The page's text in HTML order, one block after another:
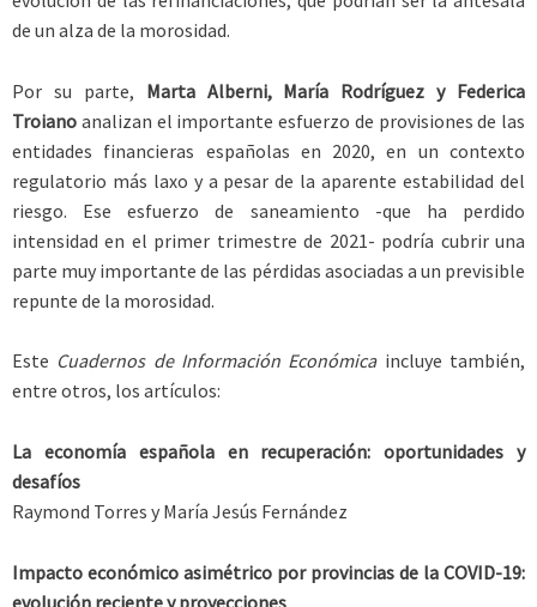
de un alza de la morosidad.
Por su parte, Marta Alberni, María Rodríguez y Federica
Troiano analizan el importante esfuerzo de provisiones de las
entidades financieras españolas en 2020, en un contexto
regulatorio más laxo y a pesar de la aparente estabilidad del
riesgo. Ese esfuerzo de saneamiento -que ha perdido
intensidad en el primer trimestre de 2021- podría cubrir una
parte muy importante de las pérdidas asociadas a un previsible
repunte de la morosidad.
Este Cuadernos de Información Económicaincluye también,
entre otros, los artículos:
La economía española en recuperación: oportunidades y
desafíos
Raymond Torres y María Jesús Fernández
Impacto económico asimétrico por provincias de la COVID-19:
evolución reciente y proyecciones